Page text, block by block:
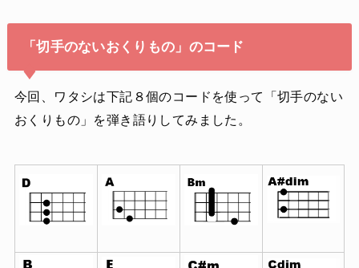
「切手のないおくりもの」のコード
今回、ワタシは下記８個のコードを使って「切手のない
おくりもの」を弾き語りしてみました。